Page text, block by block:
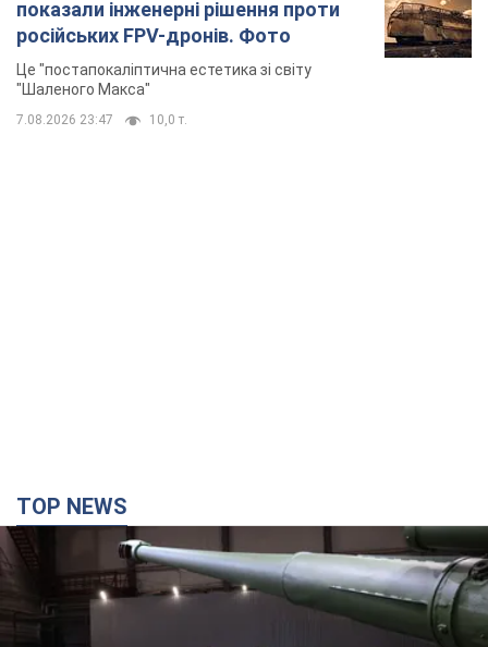
показали інженерні рішення проти
російських FPV-дронів. Фото
Це "постапокаліптична естетика зі світу
"Шаленого Макса"
7.08.2026 23:47 10,0 т.
TOP NEWS